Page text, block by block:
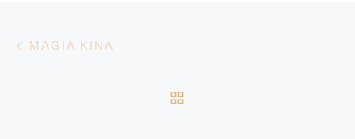
Nawigacja wpisu
MAGIA KINA